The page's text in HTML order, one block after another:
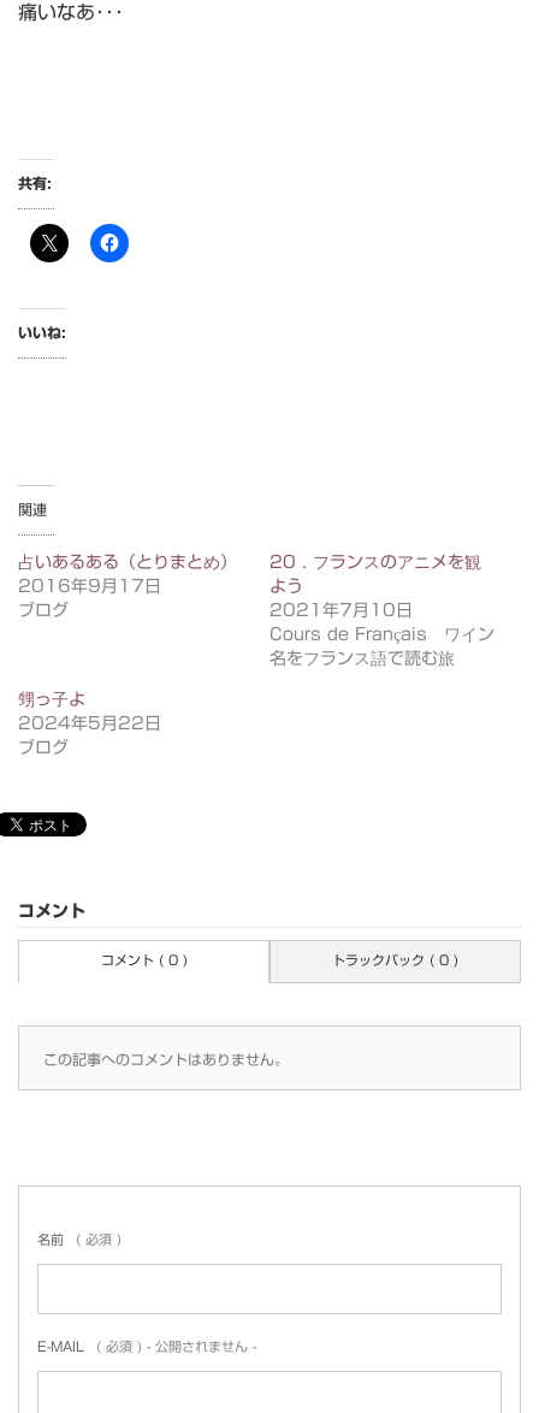
痛いなあ･･･
共有:
いいね:
関連
占いあるある（とりまとめ）
2016年9月17日
ブログ
20．フランスのアニメを観
よう
2021年7月10日
Cours de Français ワイン
名をフランス語で読む旅
甥っ子よ
2024年5月22日
ブログ
コメント
コメント ( 0 ) トラックバック ( 0 )
この記事へのコメントはありません。
名前 ( 必須 )
E-MAIL ( 必須 ) - 公開されません -